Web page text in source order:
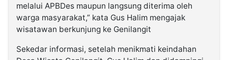
melalui APBDes maupun langsung diterima oleh
warga masyarakat,” kata Gus Halim mengajak
wisatawan berkunjung ke Genilangit
Sekedar informasi, setelah menikmati keindahan